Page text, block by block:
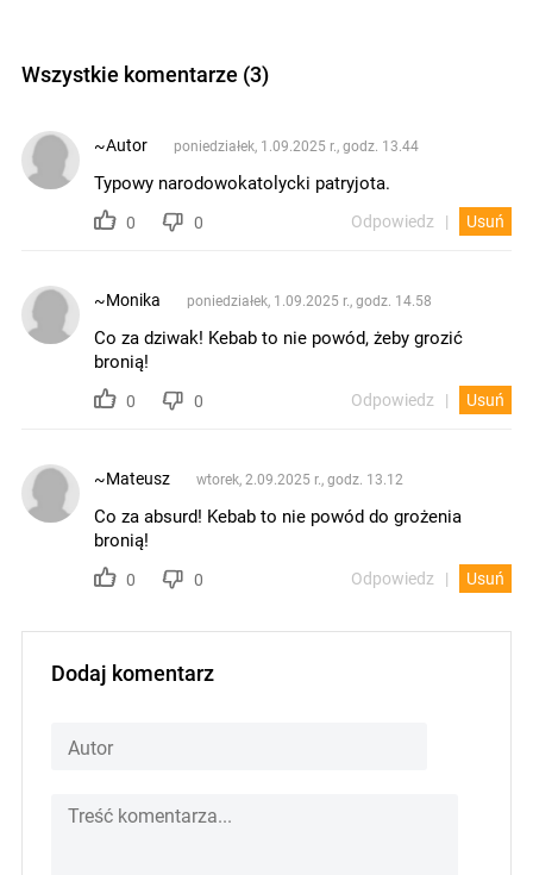
Wszystkie komentarze (3)
~Autor poniedziałek, 1.09.2025 r., godz. 13.44
Typowy narodowokatolycki patryjota.
0 0 Odpowiedz Usuń
~Monika poniedziałek, 1.09.2025 r., godz. 14.58
Co za dziwak! Kebab to nie powód, żeby grozić
bronią!
0 0 Odpowiedz Usuń
~Mateusz wtorek, 2.09.2025 r., godz. 13.12
Co za absurd! Kebab to nie powód do grożenia
bronią!
0 0 Odpowiedz Usuń
Dodaj komentarz